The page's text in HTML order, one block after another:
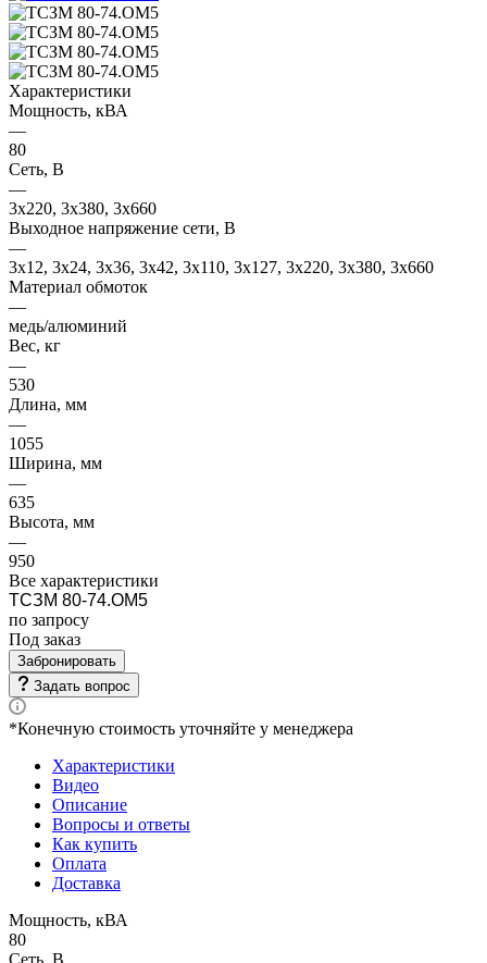
Характеристики
Мощность, кВА
—
80
Сеть, В
—
3x220, 3х380, 3x660
Выходное напряжение сети, В
—
3x12, 3x24, 3x36, 3x42, 3x110, 3x127, 3x220, 3x380, 3x660
Материал обмоток
—
медь/алюминий
Вес, кг
—
530
Длина, мм
—
1055
Ширина, мм
—
635
Высота, мм
—
950
Все характеристики
ТСЗМ 80-74.ОМ5
по запросу
Под заказ
Забронировать
Задать вопрос
*Конечную стоимость уточняйте у менеджера
Характеристики
Видео
Описание
Вопросы и ответы
Как купить
Оплата
Доставка
Мощность, кВА
80
Сеть, В